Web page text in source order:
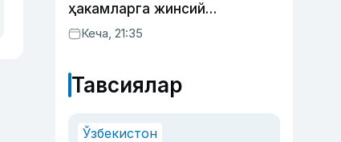
ҳакамларга жинсий
хизматлар кўрсатилгани
маълум қилинди
Кеча, 21:35
Тавсиялар
Ўзбекистон